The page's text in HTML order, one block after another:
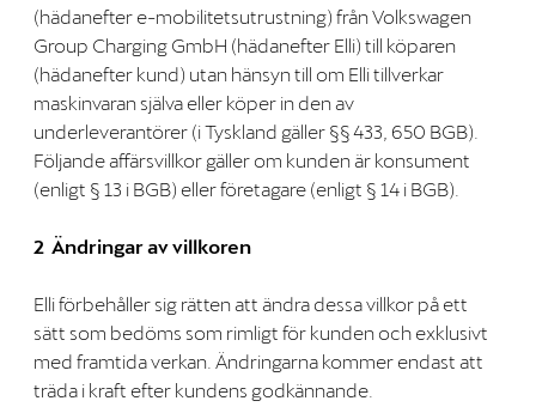
(hädanefter e-mobilitetsutrustning) från Volkswagen
Group Charging GmbH (hädanefter Elli) till köparen
(hädanefter kund) utan hänsyn till om Elli tillverkar
maskinvaran själva eller köper in den av
underleverantörer (i Tyskland gäller §§ 433, 650 BGB).
Följande affärsvillkor gäller om kunden är konsument
(enligt § 13 i BGB) eller företagare (enligt § 14 i BGB).
2 Ändringar av villkoren
Elli förbehåller sig rätten att ändra dessa villkor på ett
sätt som bedöms som rimligt för kunden och exklusivt
med framtida verkan. Ändringarna kommer endast att
träda i kraft efter kundens godkännande.